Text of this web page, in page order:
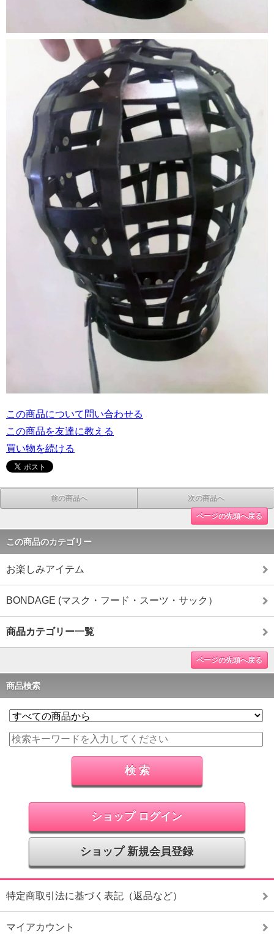
この商品について問い合わせる
この商品を友達に教える
買い物を続ける
前の商品へ 次の商品へ
ページの先頭へ戻る
この商品のカテゴリー
お楽しみアイテム
BONDAGE (マスク・フード・スーツ・サック）
商品カテゴリー一覧
ページの先頭へ戻る
商品検索
ショップ ログイン
ショップ 新規会員登録
特定商取引法に基づく表記（返品など）
マイアカウント